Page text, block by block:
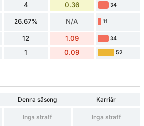
4 0.36 34
26.67% N/A 11
12 1.09 34
1 0.09 52
Denna säsong
Karriär
Inga straff Inga straff